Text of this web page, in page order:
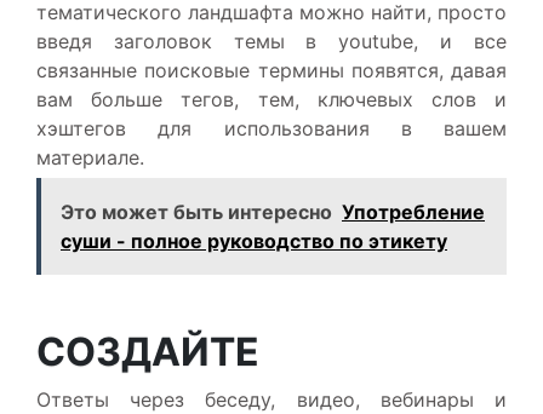
тематического ландшафта можно найти, просто
введя заголовок темы в youtube, и все
связанные поисковые термины появятся, давая
вам больше тегов, тем, ключевых слов и
хэштегов для использования в вашем
материале.
Это может быть интересно Употребление
суши - полное руководство по этикету
СОЗДАЙТЕ
Ответы через беседу, видео, вебинары и